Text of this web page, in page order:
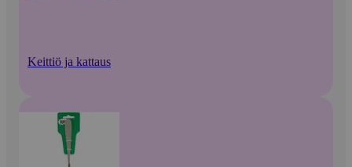
Keittiö ja kattaus